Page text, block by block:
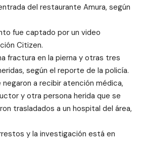
del restaurante Amura, según
fue captado por un video
Citizen.
fractura en la pierna y otras tres
según el reporte de la policía.
a recibir atención médica,
y otra persona herida que se
trasladados a un hospital del área,
y la investigación está en